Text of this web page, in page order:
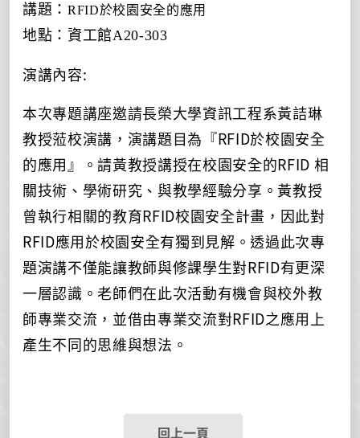
講題：RFID於校園安全的應用
地點：資工館A20-303
演講內容:
本次專題講座邀請長榮大學資訊工程系黃詰琳
教授蒞校演講，演講題目為『RFID於校園安全
的應用』。請黃教授講授在校園安全的RFID 相
關技術、學術研究、與教學經驗分享。黃教授
曾執行相關的教育RFID校園安全計畫，因此對
RFID應用於校園安全有獨到見解。透過此次專
題演講不僅能讓教師與修課學生對RFID有更深
一層認識。老師們在此次活動有機會與校外教
師專業交流，並借由專業交流對RFID之應用上
產生不同的思維與想法。
回上一頁